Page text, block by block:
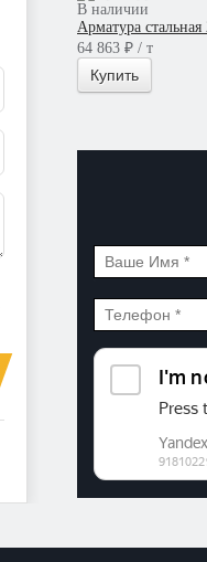
В наличии
Арматура
64 863 ₽ / т
Купить